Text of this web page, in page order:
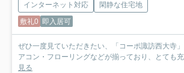
インターネット対応
閑静な住宅地
敷礼0 即入居可
ぜひ一度見ていただきたい、「コーポ諏訪西大寺
アコン・フローリングなどが揃っており、とても
見る